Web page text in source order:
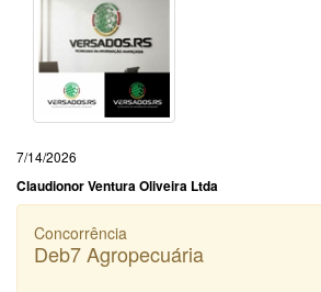
7/14/2026
Claudionor Ventura Oliveira Ltda
Concorrência
Deb7 Agropecuária